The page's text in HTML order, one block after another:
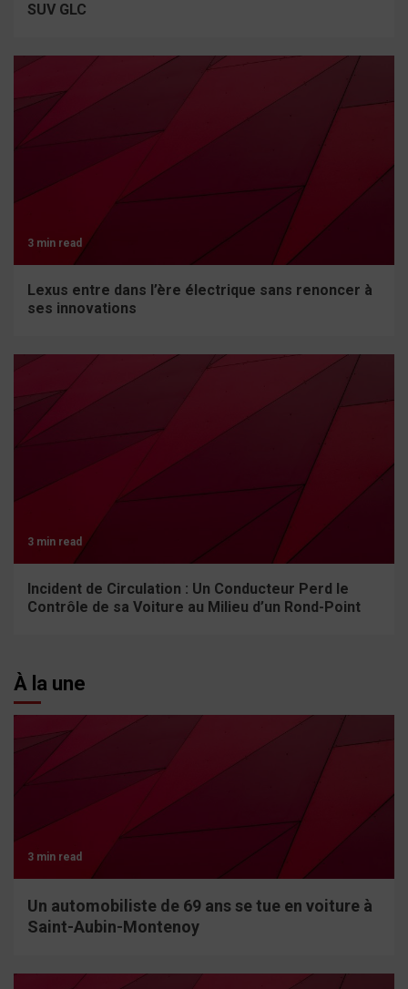
SUV GLC
3 min read
Lexus entre dans l’ère électrique sans renoncer à
ses innovations
3 min read
Incident de Circulation : Un Conducteur Perd le
Contrôle de sa Voiture au Milieu d’un Rond-Point
À la une
3 min read
Un automobiliste de 69 ans se tue en voiture à
Saint-Aubin-Montenoy